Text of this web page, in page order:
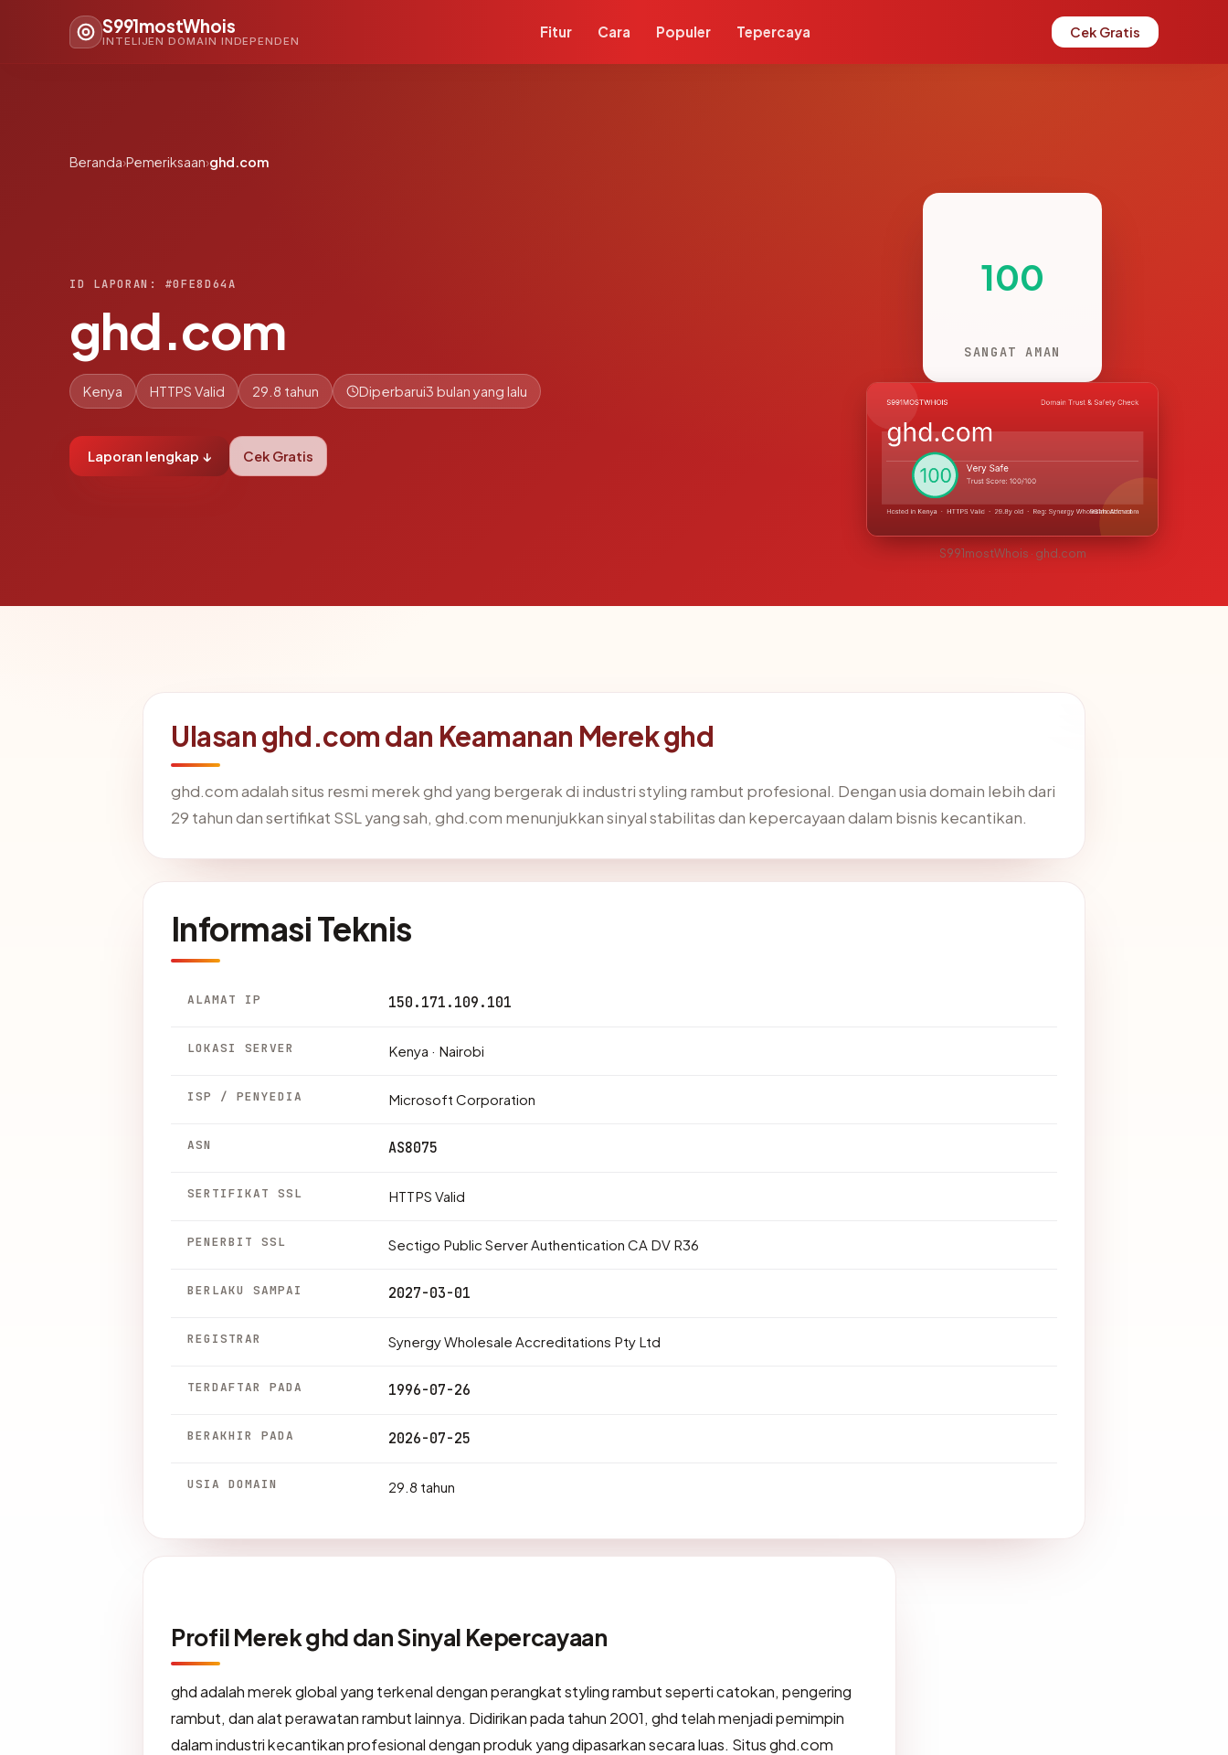
S991mostWhois
INTELIJEN DOMAIN INDEPENDEN
Fitur Cara Populer Tepercaya Cek Gratis
Beranda›Pemeriksaan›ghd.com
ID LAPORAN: #0FE8D64A
ghd.com
Kenya HTTPS Valid 29.8 tahun Diperbarui3 bulan yang lalu
Laporan lengkap ↓ Cek Gratis
100
SANGAT AMAN
S991mostWhois · ghd.com
Ulasan ghd.com dan Keamanan Merek ghd
ghd.com adalah situs resmi merek ghd yang bergerak di industri styling rambut profesional. Dengan usia domain lebih dari
29 tahun dan sertifikat SSL yang sah, ghd.com menunjukkan sinyal stabilitas dan kepercayaan dalam bisnis kecantikan.
Informasi Teknis
ALAMAT IP 150.171.109.101
LOKASI SERVER Kenya · Nairobi
ISP / PENYEDIA Microsoft Corporation
ASN AS8075
SERTIFIKAT SSL HTTPS Valid
PENERBIT SSL Sectigo Public Server Authentication CA DV R36
BERLAKU SAMPAI 2027-03-01
REGISTRAR Synergy Wholesale Accreditations Pty Ltd
TERDAFTAR PADA 1996-07-26
BERAKHIR PADA 2026-07-25
USIA DOMAIN 29.8 tahun
Profil Merek ghd dan Sinyal Kepercayaan
ghd adalah merek global yang terkenal dengan perangkat styling rambut seperti catokan, pengering
rambut, dan alat perawatan rambut lainnya. Didirikan pada tahun 2001, ghd telah menjadi pemimpin
dalam industri kecantikan profesional dengan produk yang dipasarkan secara luas. Situs ghd.com